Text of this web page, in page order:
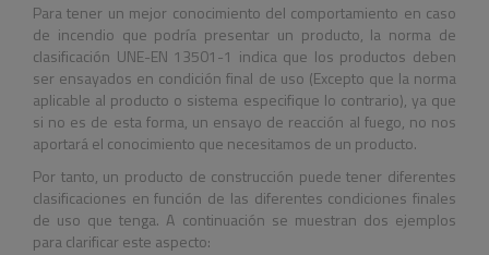
Para tener un mejor conocimiento del comportamiento en caso
de incendio que podría presentar un producto, la norma de
clasificación UNE-EN 13501-1 indica que los productos deben
ser ensayados en condición final de uso (Excepto que la norma
aplicable al producto o sistema especifique lo contrario), ya que
si no es de esta forma, un ensayo de reacción al fuego, no nos
aportará el conocimiento que necesitamos de un producto.
Por tanto, un producto de construcción puede tener diferentes
clasificaciones en función de las diferentes condiciones finales
de uso que tenga. A continuación se muestran dos ejemplos
para clarificar este aspecto: